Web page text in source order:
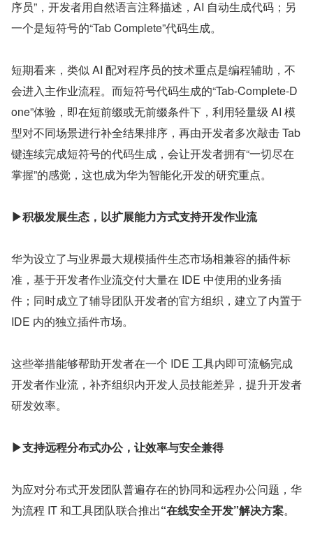
序员”，开发者用自然语言注释描述，AI 自动生成代码；另
一个是短符号的“Tab Complete”代码生成。
短期看来，类似 AI 配对程序员的技术重点是编程辅助，不
会进入主作业流程。而短符号代码生成的“Tab-Complete-D
one”体验，即在短前缀或无前缀条件下，利用轻量级 AI 模
型对不同场景进行补全结果排序，再由开发者多次敲击 Tab
键连续完成短符号的代码生成，会让开发者拥有“一切尽在
掌握”的感觉，这也成为华为智能化开发的研究重点。
▶积极发展生态，以扩展能力方式支持开发作业流
华为设立了与业界最大规模插件生态市场相兼容的插件标
准，基于开发者作业流交付大量在 IDE 中使用的业务插
件；同时成立了辅导团队开发者的官方组织，建立了内置于
IDE 内的独立插件市场。
这些举措能够帮助开发者在一个 IDE 工具内即可流畅完成
开发者作业流，补齐组织内开发人员技能差异，提升开发者
研发效率。
▶支持远程分布式办公，让效率与安全兼得
为应对分布式开发团队普遍存在的协同和远程办公问题，华
为流程 IT 和工具团队联合推出“在线安全开发”解决方案。